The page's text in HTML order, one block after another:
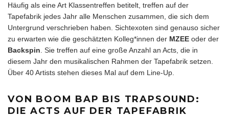
Häufig als eine Art Klassentreffen betitelt, treffen auf der
Tapefabrik jedes Jahr alle Menschen zusammen, die sich dem
Untergrund verschrieben haben. Sichtexoten sind genauso sicher
zu erwarten wie die geschätzten Kolleg*innen der MZEE oder der
Backspin . Sie treffen auf eine große Anzahl an Acts, die in
diesem Jahr den musikalischen Rahmen der Tapefabrik setzen.
Über 40 Artists stehen dieses Mal auf dem Line-Up.
VON BOOM BAP BIS TRAPSOUND:
DIE ACTS AUF DER TAPEFABRIK